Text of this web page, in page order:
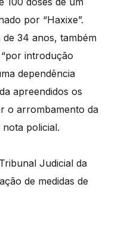
por “Haxixe”.
de 34 anos, também
introdução
dependência
apreendidos os
o arrombamento da
policial.
Judicial da
de medidas de